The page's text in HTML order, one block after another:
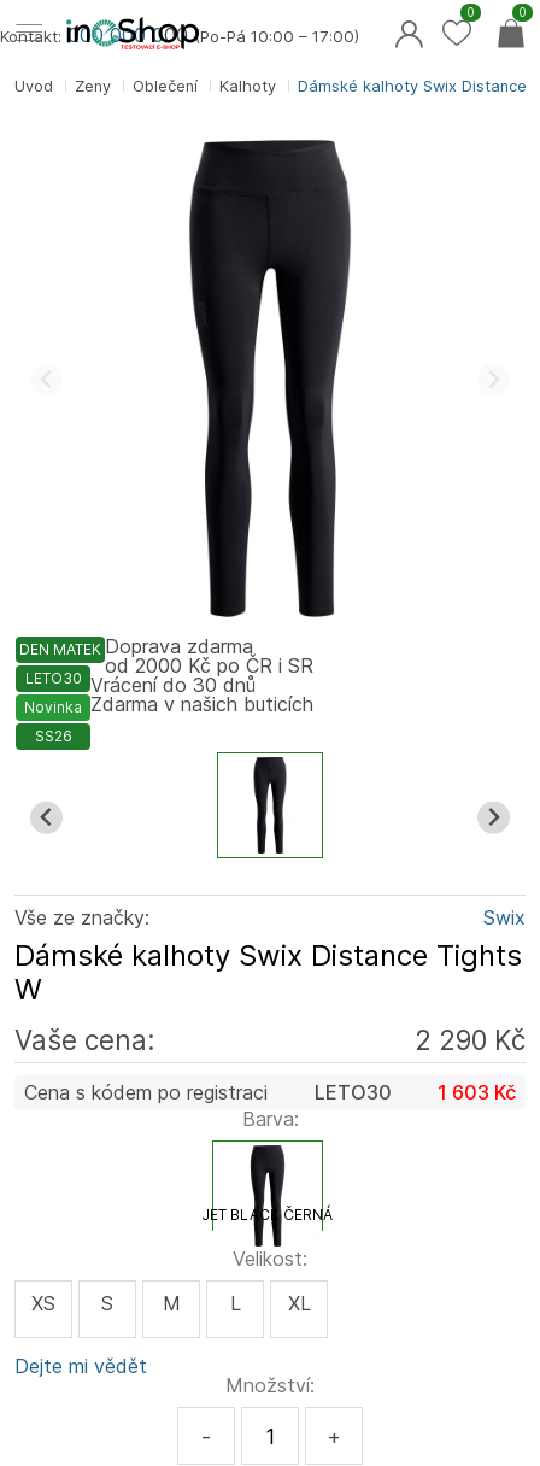
Úvod Ženy Oblečení Kalhoty Dámské kalhoty Swix Distance
DEN MATEK
LETO30
Novinka
SS26
Vše ze značky: Swix
Dámské kalhoty Swix Distance Tights
W
Vaše cena: 2 290 Kč
Cena s kódem po registraci LETO30
1 603 Kč
Barva:
JET BLACK ČERNÁ
Velikost:
XS
S M L XL
Dejte mi vědět
Množství:
- +
Doprava zdarma
od 2000 Kč po ČR i SR
Vrácení do 30 dnů
Zdarma v našich buticích
Kontakt: 000 000 000(Po-Pá 10:00 – 17:00)
0
0